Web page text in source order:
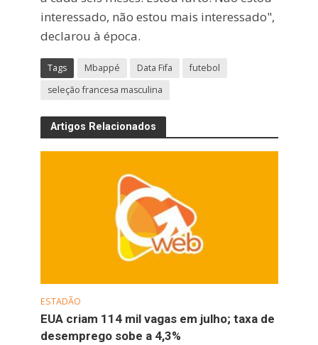
interessado, não estou mais interessado",
declarou à época.
Tags Mbappé Data Fifa
futebol
seleção francesa masculina
Artigos Relacionados
ESTADÃO
EUA criam 114 mil vagas em julho; taxa de
desemprego sobe a 4,3%